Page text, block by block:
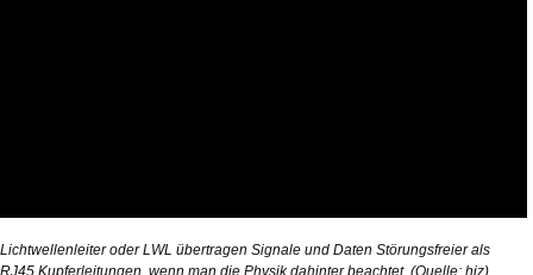
Lichtwellenleiter oder LWL übertragen Signale und Daten Störungsfreier als
RJ45 Kupferleitungen, wenn man die Physik dahinter beachtet. (Quelle: hiz)